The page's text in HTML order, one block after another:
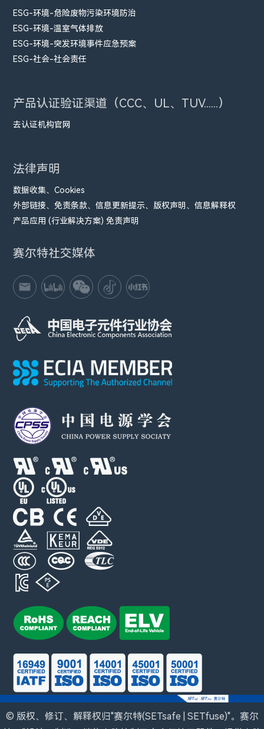
ESG-环境-危险废物污染环境防治
ESG-环境-温室气体排放
ESG-环境-突发环境事件应急预案
ESG-社会-社会责任
产品认证验证渠道（CCC、UL、TUV......）
去认证机构官网
法律声明
数据收集、Cookies
外部链接、免责条款、信息更新提示、版权声明、信息解释权
产品应用 (行业解决方案) 免责声明
赛尔特社交媒体
© 版权、修订、解释权归"赛尔特(SETsafe | SETfuse)"。赛尔